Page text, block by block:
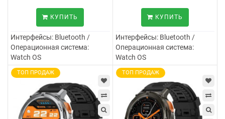
КУПИТЬ
Интерфейсы: Bluetooth /
Операционная система:
Watch OS
КУПИТЬ
Интерфейсы:Bluetooth /
Операционная система:
Watch OS
ТОП ПРОДАЖ ТОП ПРОДАЖ